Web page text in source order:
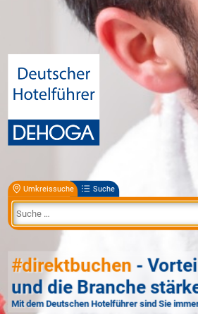
Umkreissuche Suche
#direktbuchen -
und die Branche
Mit dem Deutschen Hotelführer sind Sie